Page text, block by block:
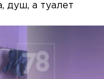
душ, а туалет